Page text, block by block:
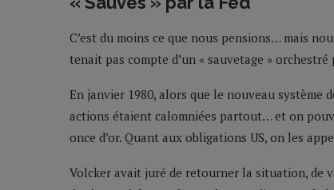
C’est du moins ce que nous pensions… mais
tenait pas compte d’un « sauvetage »
En janvier 1980, alors que le nouveau système
actions étaient calomniées partout… et on
once d’or. Quant aux obligations US, on les
Volcker avait juré de retourner la situation, de